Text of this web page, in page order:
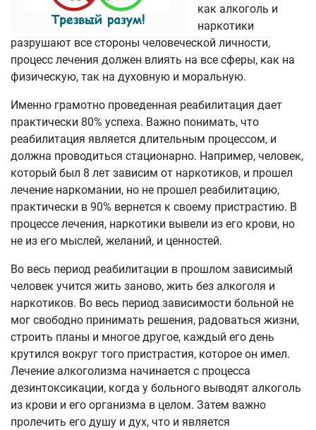
как алкоголь и
наркотики
разрушают все стороны человеческой личности,
процесс лечения должен влиять на все сферы, как на
физическую, так на духовную и моральную.
Именно грамотно проведенная реабилитация дает
практически 80% успеха. Важно понимать, что
реабилитация является длительным процессом, и
должна проводиться стационарно. Например, человек,
который был 8 лет зависим от наркотиков, и прошел
лечение наркомании, но не прошел реабилитацию,
практически в 90% вернется к своему пристрастию. В
процессе лечения, наркотики вывели из его крови, но
не из его мыслей, желаний, и ценностей.
Во весь период реабилитации в прошлом зависимый
человек учится жить заново, жить без алкоголя и
наркотиков. Во весь период зависимости больной не
мог свободно принимать решения, радоваться жизни,
строить планы и многое другое, каждый его день
крутился вокруг того пристрастия, которое он имел.
Лечение алкоголизма начинается с процесса
дезинтоксикации, когда у больного выводят алкоголь
из крови и его организма в целом. Затем важно
пролечить его душу и дух, что и является